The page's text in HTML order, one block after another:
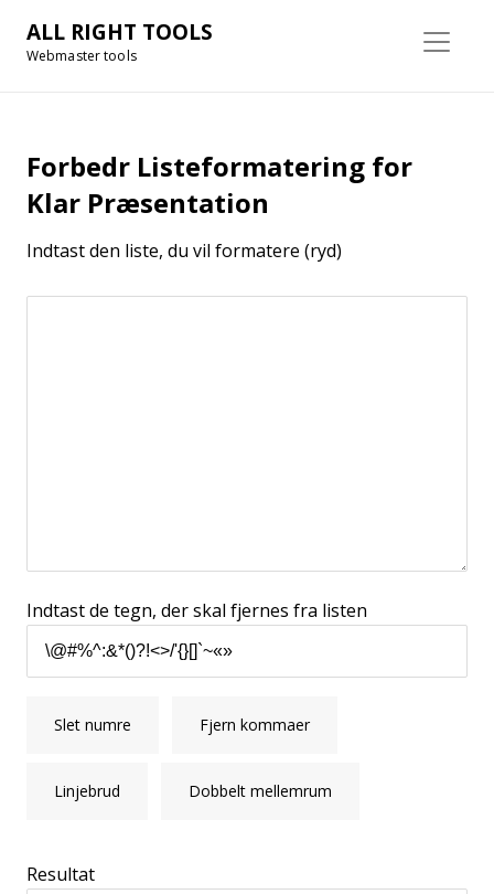
ALL RIGHT TOOLS
Webmaster tools
Forbedr Listeformatering for
Klar Præsentation
Indtast den liste, du vil formatere (ryd)
Indtast de tegn, der skal fjernes fra listen
Slet numre Fjern kommaer
Linjebrud Dobbelt mellemrum
Resultat